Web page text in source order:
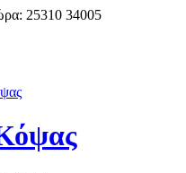
25310 34005